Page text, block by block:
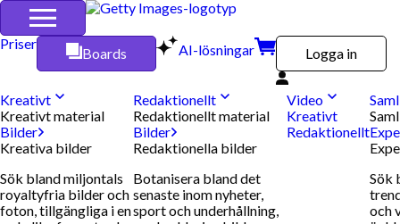
Priser
Boards AI-lösningar Logga in
Kreativt
Kreativt material
Bilder
Kreativa bilder
Sök bland miljontals
royaltyfria bilder och
foton, tillgängliga i en
Redaktionellt
Redaktionellt material
Bilder
Redaktionella bilder
Botanisera bland det
senaste inom nyheter,
sport och underhållning,
Video
Kreativt
Redaktionellt
Sök
och